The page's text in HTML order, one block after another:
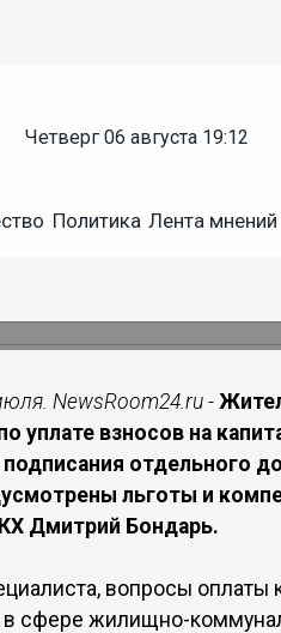
четверг 06 августа 19:12
Политика Лента мнений
Мурманской
NewsRoom24.ru -
уплате взносов на
подписания отдельного
льготы и
Дмитрий Бондарь.
вопросы оплаты
сфере жилищно-